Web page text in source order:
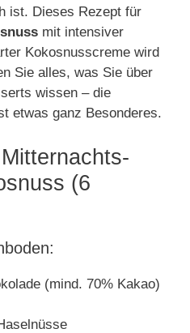
ist. Dieses Rezept für
mit intensiver
Kokosnusscreme wird
Sie alles, was Sie über
wissen – die
etwas ganz Besonderes.
(6
(mind. 70% Kakao)